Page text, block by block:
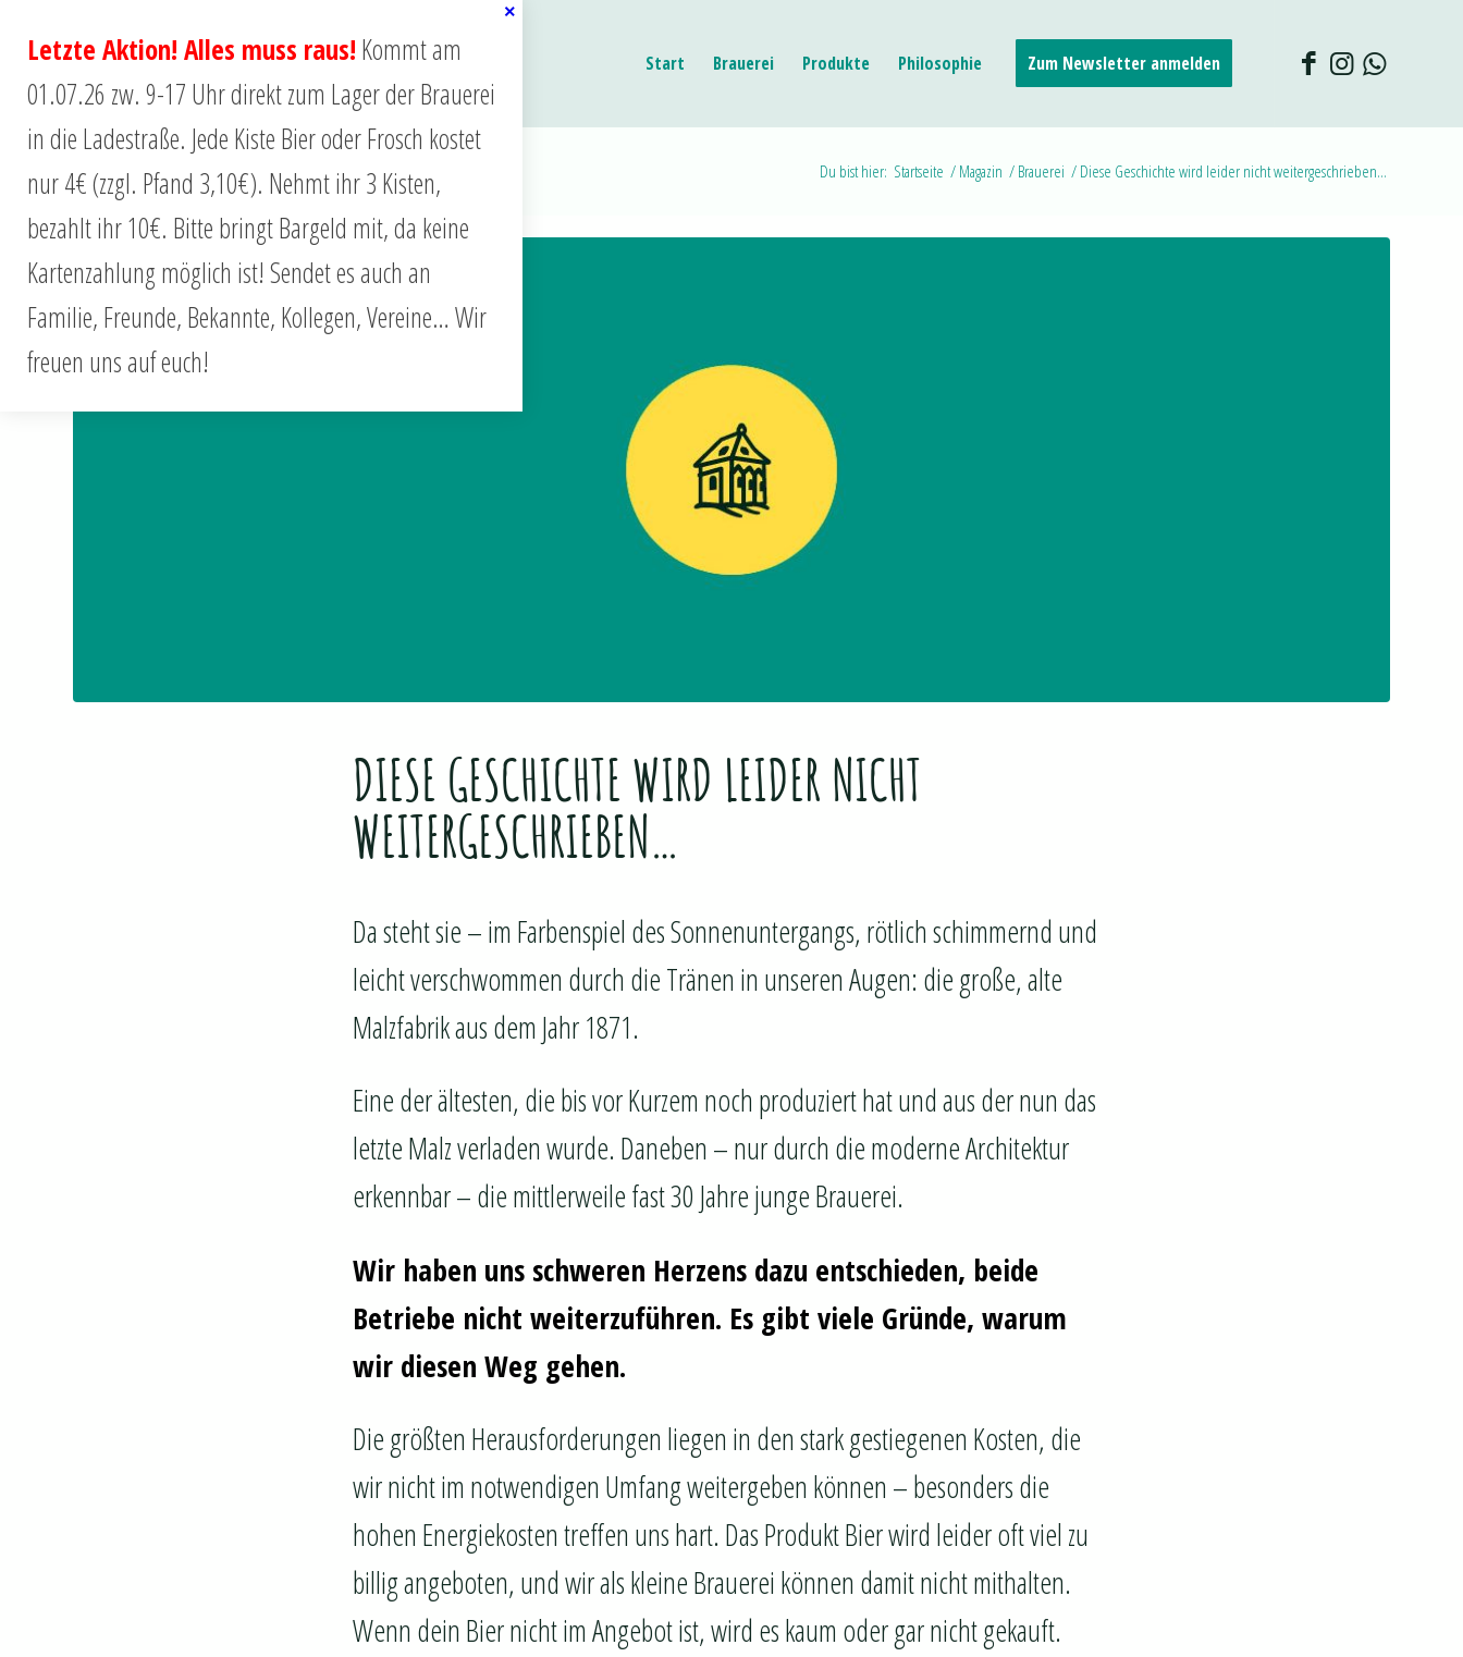
Start Brauerei Produkte Philosophie Zum Newsletter anmelden
Magazin Du bist hier: Startseite / Magazin / Brauerei / Diese Geschichte wird leider nicht weitergeschrieben…
DIESE GESCHICHTE WIRD LEIDER NICHT
WEITERGESCHRIEBEN…
Da steht sie – im Farbenspiel des Sonnenuntergangs, rötlich schimmernd und
leicht verschwommen durch die Tränen in unseren Augen: die große, alte
Malzfabrik aus dem Jahr 1871.
Eine der ältesten, die bis vor Kurzem noch produziert hat und aus der nun das
letzte Malz verladen wurde. Daneben – nur durch die moderne Architektur
erkennbar – die mittlerweile fast 30 Jahre junge Brauerei.
Wir haben uns schweren Herzens dazu entschieden, beide
Betriebe nicht weiterzuführen. Es gibt viele Gründe, warum
wir diesen Weg gehen.
Die größten Herausforderungen liegen in den stark gestiegenen Kosten, die
wir nicht im notwendigen Umfang weitergeben können – besonders die
hohen Energiekosten treffen uns hart. Das Produkt Bier wird leider oft viel zu
billig angeboten, und wir als kleine Brauerei können damit nicht mithalten.
Wenn dein Bier nicht im Angebot ist, wird es kaum oder gar nicht gekauft.
Letzte Aktion! Alles muss raus! Kommt am
01.07.26 zw. 9-17 Uhr direkt zum Lager der Brauerei
in die Ladestraße. Jede Kiste Bier oder Frosch kostet
nur 4€ (zzgl. Pfand 3,10€). Nehmt ihr 3 Kisten,
bezahlt ihr 10€. Bitte bringt Bargeld mit, da keine
Kartenzahlung möglich ist! Sendet es auch an
Familie, Freunde, Bekannte, Kollegen, Vereine… Wir
freuen uns auf euch!